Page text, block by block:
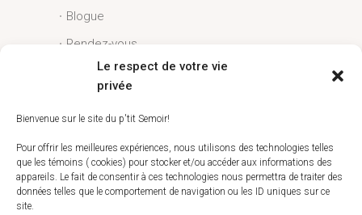
Le respect de votre vie
privée
Bienvenue sur le site du p'tit Semoir!
Pour offrir les meilleures expériences, nous utilisons des technologies telles
que les témoins ( cookies) pour stocker et/ou accéder aux informations des
appareils. Le fait de consentir à ces technologies nous permettra de traiter des
données telles que le comportement de navigation ou les ID uniques sur ce
site.
Blogue
Rendez-vous
Conditions générales
Liens utiles
Espace client
Conditions générales